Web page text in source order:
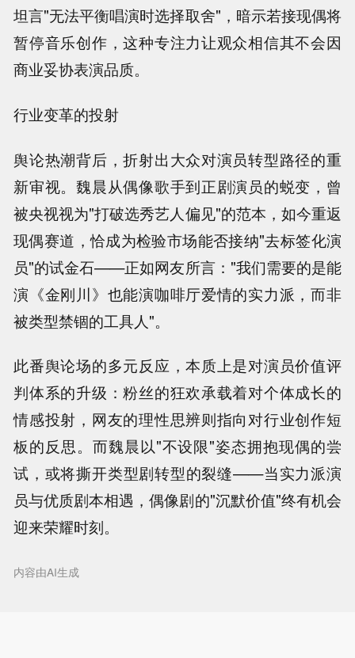
坦言"无法平衡唱演时选择取舍"，暗示若接现偶将
暂停音乐创作，这种专注力让观众相信其不会因
商业妥协表演品质。
行业变革的投射
舆论热潮背后，折射出大众对演员转型路径的重
新审视。魏晨从偶像歌手到正剧演员的蜕变，曾
被央视视为"打破选秀艺人偏见"的范本，如今重返
现偶赛道，恰成为检验市场能否接纳"去标签化演
员"的试金石——正如网友所言："我们需要的是能
演《金刚川》也能演咖啡厅爱情的实力派，而非
被类型禁锢的工具人"。
此番舆论场的多元反应，本质上是对演员价值评
判体系的升级：粉丝的狂欢承载着对个体成长的
情感投射，网友的理性思辨则指向对行业创作短
板的反思。而魏晨以"不设限"姿态拥抱现偶的尝
试，或将撕开类型剧转型的裂缝——当实力派演
员与优质剧本相遇，偶像剧的"沉默价值"终有机会
迎来荣耀时刻。
内容由AI生成